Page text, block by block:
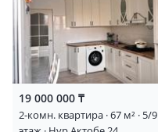
19 000 000 ₸
2-комн. квартира · 67 м² · 5/9